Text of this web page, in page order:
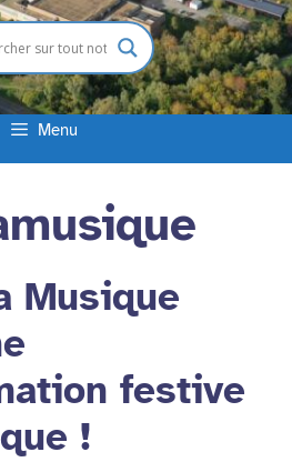
Menu
Musique
festive
!